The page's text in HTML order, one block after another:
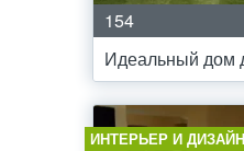
154
Идеальный дом
ИНТЕРЬЕР И ДИЗАЙН